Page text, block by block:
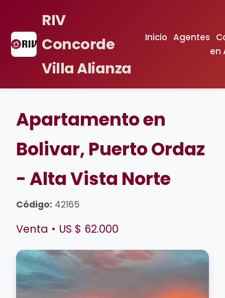
RIV
Concorde
Villa Alianza
Inicio Agentes
en
Apartamento en
Bolivar, Puerto Ordaz
- Alta Vista Norte
Código: 42165
Venta • US $ 62.000